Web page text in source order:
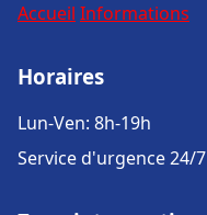
Accueil Informations
Horaires
Lun-Ven: 8h-19h
Service d'urgence 24/7